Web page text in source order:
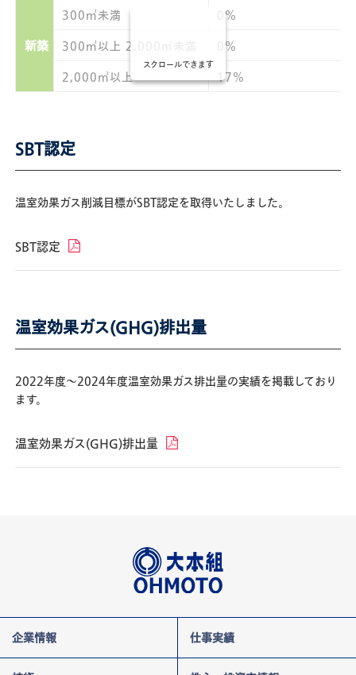
新築
300㎡未満 0%
300㎡以上 2,000㎡未満 0%
2,000㎡以上 17%
スクロールできます
SBT認定
温室効果ガス削減目標がSBT認定を取得いたしました。
SBT認定
温室効果ガス(GHG)排出量
2022年度～2024年度温室効果ガス排出量の実績を掲載しており
ます。
温室効果ガス(GHG)排出量
企業情報 仕事実績